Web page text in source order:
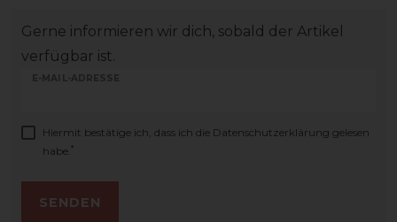
Gerne informieren wir dich, sobald der Artikel
verfügbar ist.
E-MAIL-ADRESSE
Hiermit bestätige ich, dass ich die Daten­schutz­erklärung gelesen
habe. *
SENDEN